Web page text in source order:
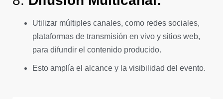
Utilizar múltiples canales, como redes sociales,
plataformas de transmisión en vivo y sitios web,
para difundir el contenido producido.
Esto amplía el alcance y la visibilidad del evento.